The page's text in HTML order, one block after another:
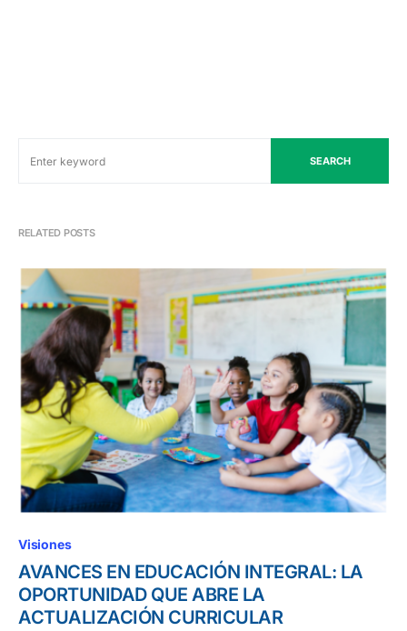
SEARCH
RELATED POSTS
Visiones
AVANCES EN EDUCACIÓN INTEGRAL: LA
OPORTUNIDAD QUE ABRE LA
ACTUALIZACIÓN CURRICULAR